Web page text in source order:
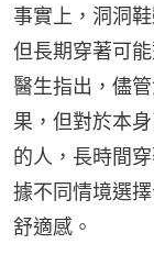
事實上，洞洞
但長期穿著可
醫生指出，儘
果，但對於本
的人，長時間
據不同情境選
舒適感。